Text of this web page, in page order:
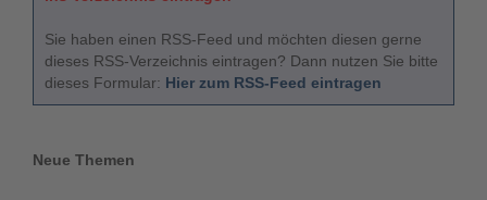
Sie haben einen RSS-Feed und möchten diesen gerne
dieses RSS-Verzeichnis eintragen? Dann nutzen Sie bitte
dieses Formular: Hier zum RSS-Feed eintragen
Neue Themen